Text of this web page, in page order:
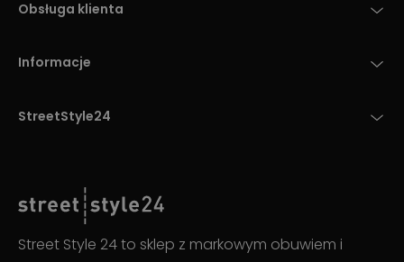
Obsługa klienta
Informacje
StreetStyle24
Street Style 24 to sklep z markowym obuwiem i